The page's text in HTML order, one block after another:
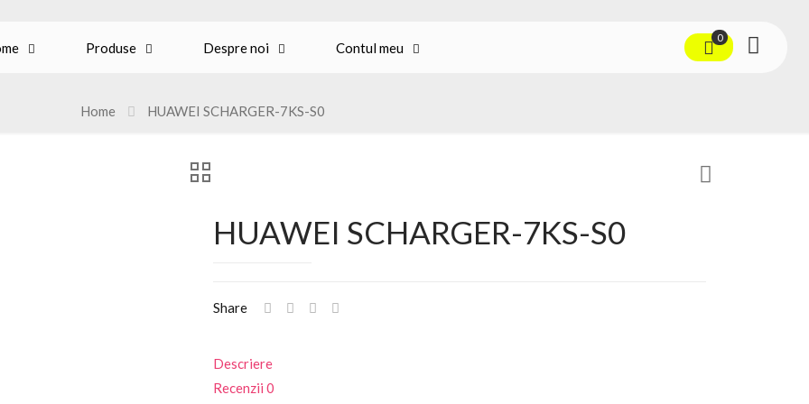
Produse Despre noi Contul meu
0
Home HUAWEI SCHARGER-7KS-S0
HUAWEI SCHARGER-7KS-S0
Share
Descriere
Recenzii 0